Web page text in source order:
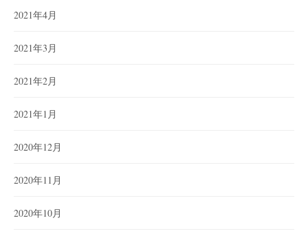
2021年4月
2021年3月
2021年2月
2021年1月
2020年12月
2020年11月
2020年10月